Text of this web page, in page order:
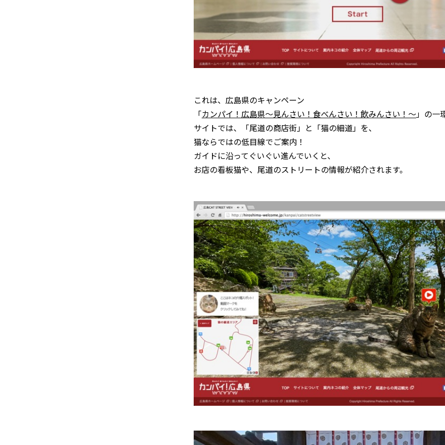
これは、広島県のキャンペーン
「カンパイ！広島県〜見んさい！食べんさい！飲みんさい！〜」の一
サイトでは、「尾道の商店街」と「猫の細道」を、
猫ならではの低目線でご案内！
ガイドに沿ってぐいぐい進んでいくと、
お店の看板猫や、尾道のストリートの情報が紹介されます。